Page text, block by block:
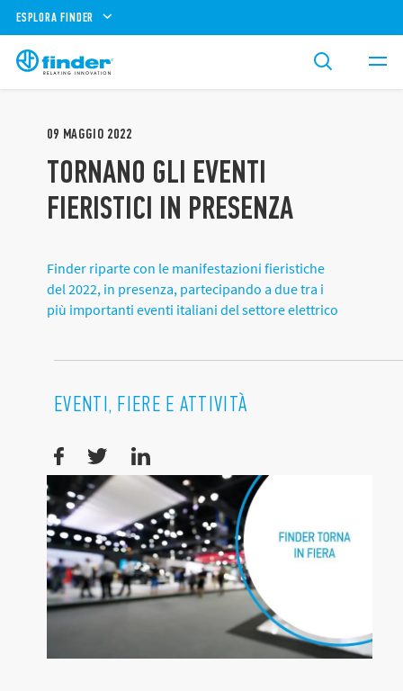
ESPLORA FINDER
09 MAGGIO 2022
TORNANO GLI EVENTI
FIERISTICI IN PRESENZA
Finder riparte con le manifestazioni fieristiche
del 2022, in presenza, partecipando a due tra i
più importanti eventi italiani del settore elettrico
EVENTI, FIERE E ATTIVITÀ